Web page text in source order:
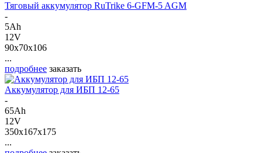
Тяговый аккумулятор RuTrike 6-GFM-5 AGM
-
5Ah
12V
90x70x106
...
подробнее заказать
Аккумулятор для ИБП 12-65
-
65Ah
12V
350x167x175
...